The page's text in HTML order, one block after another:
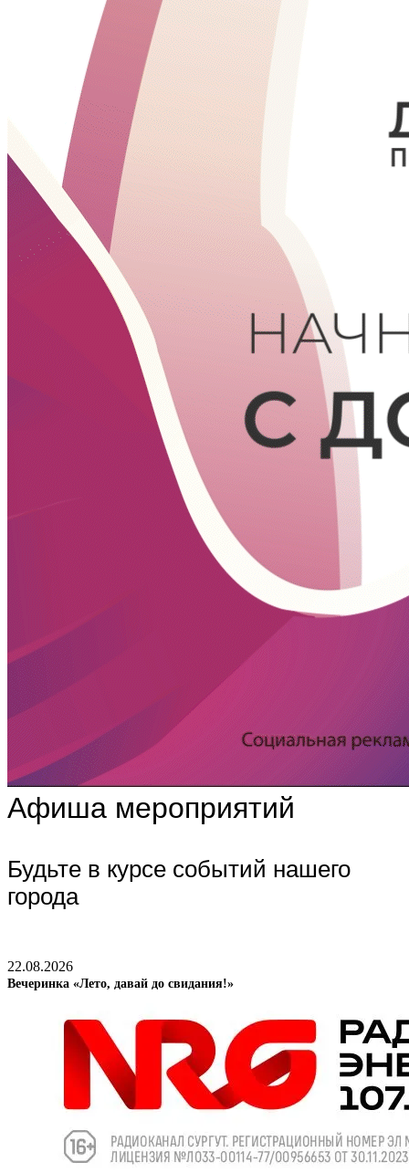
Афиша мероприятий
Будьте в курсе событий нашего
города
22.08.2026
Вечеринка «Лето, давай до свидания!»